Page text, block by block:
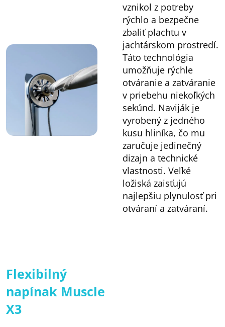
vznikol z potreby
rýchlo a bezpečne
zbaliť plachtu v
jachtárskom prostredí.
Táto technológia
umožňuje rýchle
otváranie a zatváranie
v priebehu niekoľkých
sekúnd. Naviják je
vyrobený z jedného
kusu hliníka, čo mu
zaručuje jedinečný
dizajn a technické
vlastnosti. Veľké
ložiská zaisťujú
najlepšiu plynulosť pri
otváraní a zatváraní.
Flexibilný
napínak Muscle
X3